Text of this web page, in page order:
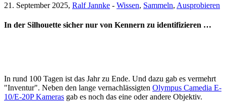
21. September 2025, Ralf Jannke - Wissen, Sammeln, Ausprobieren
In der Silhouette sicher nur von Kennern zu identifizieren …
In rund 100 Tagen ist das Jahr zu Ende. Und dazu gab es vermehrt
"Inventur". Neben den lange vernachlässigten Olympus Camedia E-
10/E-20P Kameras gab es noch das eine oder andere Objektiv.